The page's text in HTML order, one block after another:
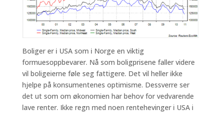
Boliger er i USA som i Norge en viktig
formuesoppbevarer. Nå som boligprisene faller videre
vil boligeierne føle seg fattigere. Det vil heller ikke
hjelpe på konsumentenes optimisme. Dessverre ser
det ut som om økonomien har behov for vedvarende
lave renter. Ikke regn med noen rentehevinger i USA i